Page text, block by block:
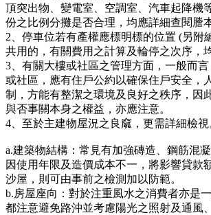
頂突出物、變電室、空調室、汽車起降機
份之比例分攤是否合理，均應詳細查閱謄
2、停車位若有產權應標明標的位置 (另附
共用的，有關費用之計算及輪停之次序，
3、有關大樓或社區之管理方面，一般而
或社區，應有住戶公約以確保住戶安全，
制，方能有整潔之環境及良好之秩序，因
與否事關本身之權益，亦應注意。
4、至於主建物屋況之良窳，更需詳細檢視
a.建築物結構：常見有加強磚造、鋼筋混
因使用年限及造價成本不一，將影響貸款
沙屋，則可由事前之檢測加以防範。
b.房屋座向：對於注重風水之消費者亦是
都注意避免路沖並考慮陽光之照射及通風